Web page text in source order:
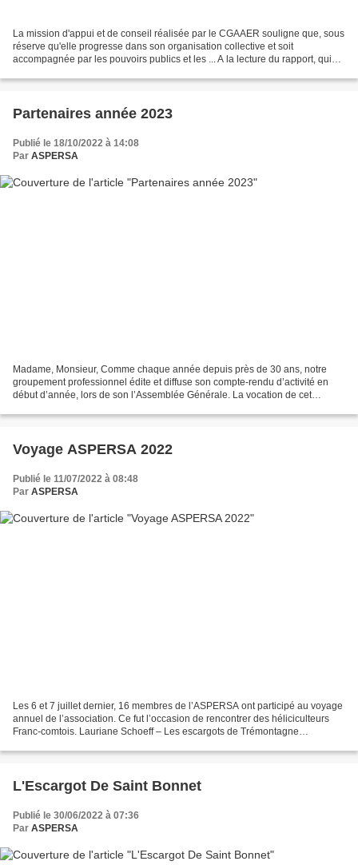
La mission d'appui et de conseil réalisée par le CGAAER souligne que, sous
réserve qu'elle progresse dans son organisation collective et soit
accompagnée par les pouvoirs publics et les ... A la lecture du rapport, qui
Partenaires année 2023
Publié le 18/10/2022 à 14:08
Par ASPERSA
Madame, Monsieur, Comme chaque année depuis près de 30 ans, notre
groupement professionnel édite et diffuse son compte-rendu d’activité en
début d’année, lors de son l’Assemblée Générale. La vocation de cet
Voyage ASPERSA 2022
Publié le 11/07/2022 à 08:48
Par ASPERSA
Les 6 et 7 juillet dernier, 16 membres de l’ASPERSA ont participé au voyage
annuel de l’association. Ce fut l’occasion de rencontrer des héliciculteurs
Franc-comtois. Lauriane Schoeff – Les escargots de Trémontagne
L'Escargot De Saint Bonnet
Publié le 30/06/2022 à 07:36
Par ASPERSA